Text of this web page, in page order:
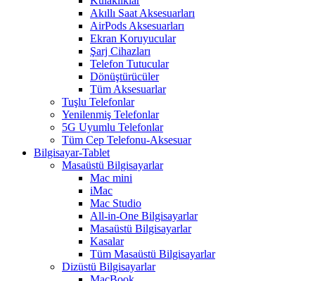
Akıllı Saat Aksesuarları
AirPods Aksesuarları
Ekran Koruyucular
Şarj Cihazları
Telefon Tutucular
Dönüştürücüler
Tüm Aksesuarlar
Tuşlu Telefonlar
Yenilenmiş Telefonlar
5G Uyumlu Telefonlar
Tüm Cep Telefonu-Aksesuar
Bilgisayar-Tablet
Masaüstü Bilgisayarlar
Mac mini
iMac
Mac Studio
All-in-One Bilgisayarlar
Masaüstü Bilgisayarlar
Kasalar
Tüm Masaüstü Bilgisayarlar
Dizüstü Bilgisayarlar